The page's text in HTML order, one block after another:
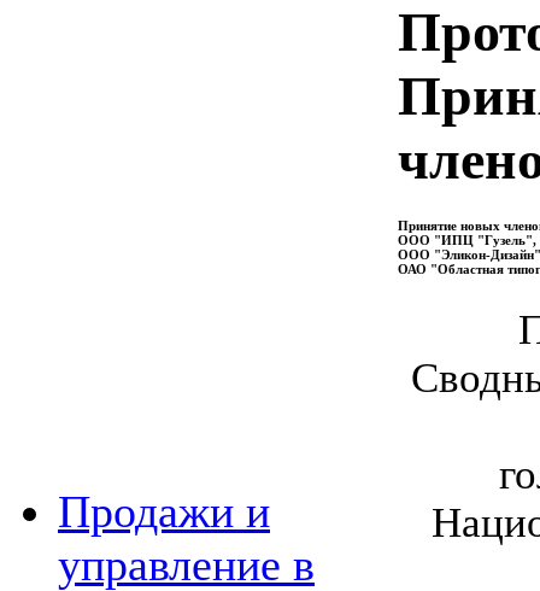
Продажи и
управление в
Принятие новых
ООО "ИПЦ "Гузель",
ООО "Эликон-
ОАО "Областная